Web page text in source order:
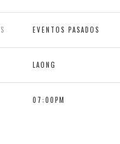
EVENTOS PASADOS
LAONG
07:00PM